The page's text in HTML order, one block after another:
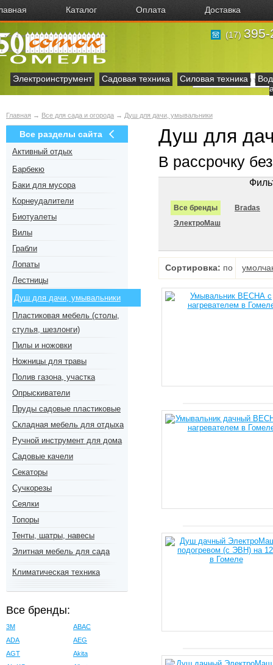
Каталог Оплата Доставка
(17) 395-
Электроинструмент Садовая техника Силовая техника
Главная → Все для сада и огорода → Душ для дачи, умывальники
Все разделы сайта
Активный отдых
Барбекю
Баки для мусора
Корнеудалители
Биотуалеты
Вилы
Грабли
Лопаты
Лестницы
Душ для дачи, умывальники
Пластиковая мебель (столы,
стулья, шезлонги)
Пилы и ножовки
Ножницы для травы
Полив газона, участка
Опрыскиватели
Пруды садовые пластиковые
Складная мебель для отдыха
Ручной инструмент для дома
Садовые качели
Секаторы
Сучкорезы
Сеялки
Топоры
Тенты, шатры, навесы
Элитная мебель для сада
Климатическая техника
Все бренды:
3M
ABAC
ADA
AEG
AGT
Akita
Душ для
В рассрочку
Все бренды
Bradas
ЭлектроМаш
Сортировка: по